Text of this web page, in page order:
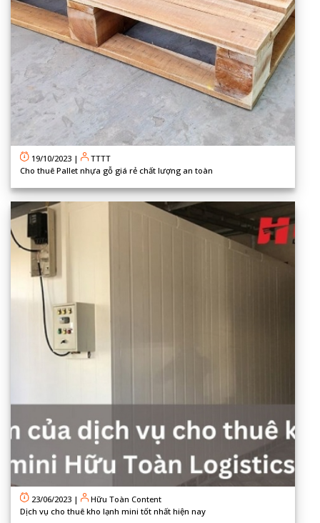
19/10/2023 |
TTTT
Cho thuê Pallet nhựa gỗ giá rẻ chất lượng an toàn
23/06/2023 |
Hữu Toàn Content
Dịch vụ cho thuê kho lạnh mini tốt nhất hiện nay